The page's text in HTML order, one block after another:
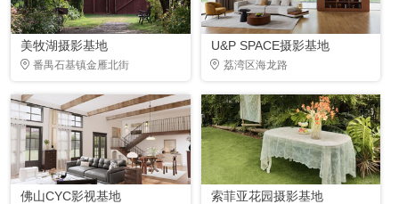
美牧湖摄影基地
番禺石基镇金雁北街
U&P SPACE摄影基地
荔湾区海龙路
佛山CYC影视基地 索菲亚花园摄影基地